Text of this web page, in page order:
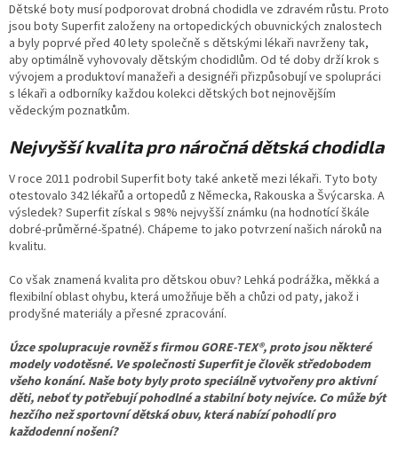
Dětské boty musí podporovat drobná chodidla ve zdravém růstu. Proto
jsou boty Superfit založeny na ortopedických obuvnických znalostech
a byly poprvé před 40 lety společně s dětskými lékaři navrženy tak,
aby optimálně vyhovovaly dětským chodidlům. Od té doby drží krok s
vývojem a produktoví manažeři a designéři přizpůsobují ve spolupráci
s lékaři a odborníky každou kolekci dětských bot nejnovějším
vědeckým poznatkům.
Nejvyšší kvalita pro náročná dětská chodidla
V roce 2011 podrobil Superfit boty také anketě mezi lékaři. Tyto boty
otestovalo 342 lékařů a ortopedů z Německa, Rakouska a Švýcarska. A
výsledek? Superfit získal s 98% nejvyšší známku (na hodnotící škále
dobré-průměrné-špatné). Chápeme to jako potvrzení našich nároků na
kvalitu.
Co však znamená kvalita pro dětskou obuv? Lehká podrážka, měkká a
flexibilní oblast ohybu, která umožňuje běh a chůzi od paty, jakož i
prodyšné materiály a přesné zpracování.
Úzce spolupracuje rovněž s firmou GORE-TEX®, proto jsou některé
modely vodotěsné. Ve společnosti Superfit je člověk středobodem
všeho konání. Naše boty byly proto speciálně vytvořeny pro aktivní
děti, neboť ty potřebují pohodlné a stabilní boty nejvíce. Co může být
hezčího než sportovní dětská obuv, která nabízí pohodlí pro
každodenní nošení?